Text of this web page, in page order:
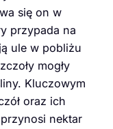
się on w
przypada na
ule w pobliżu
mogły
Kluczowym
oraz ich
nektar